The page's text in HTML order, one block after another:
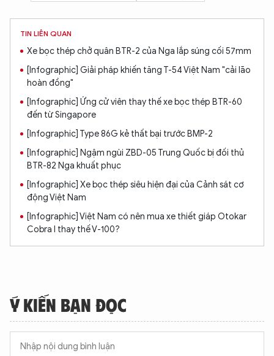
TIN LIÊN QUAN
Xe bọc thép chở quân BTR-2 của Nga lắp súng cối 57mm
[Infographic] Giải pháp khiến tăng T-54 Việt Nam "cải lão
hoàn đồng"
[Infographic] Ứng cử viên thay thế xe bọc thép BTR-60
đến từ Singapore
[Infographic] Type 86G kẻ thất bại trước BMP-2
[Infographic] Ngậm ngùi ZBD-05 Trung Quốc bị đối thủ
BTR-82 Nga khuất phục
[Infographic] Xe bọc thép siêu hiện đại của Cảnh sát cơ
động Việt Nam
[Infographic] Việt Nam có nên mua xe thiết giáp Otokar
Cobra I thay thế V-100?
Ý KIẾN BẠN ĐỌC